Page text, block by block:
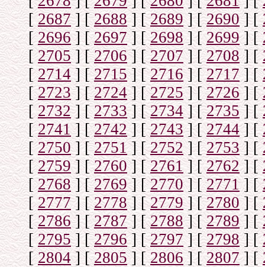
[2687] [2688] [2689] [2690] [
[2696] [2697] [2698] [2699] [
[2705] [2706] [2707] [2708] [
[2714] [2715] [2716] [2717] [
[2723] [2724] [2725] [2726] [
[2732] [2733] [2734] [2735] [
[2741] [2742] [2743] [2744] [
[2750] [2751] [2752] [2753] [
[2759] [2760] [2761] [2762] [
[2768] [2769] [2770] [2771] [
[2777] [2778] [2779] [2780] [
[2786] [2787] [2788] [2789] [
[2795] [2796] [2797] [2798] [
[2804] [2805] [2806] [2807] [